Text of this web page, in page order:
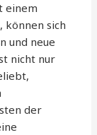
einem
können sich
und neue
nicht nur
der